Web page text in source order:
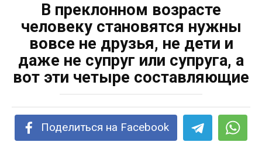
В преклонном возрасте
человеку становятся нужны
вовсе не друзья, не дети и
даже не супруг или супруга, а
вот эти четыре составляющие
Поделиться на Facebook